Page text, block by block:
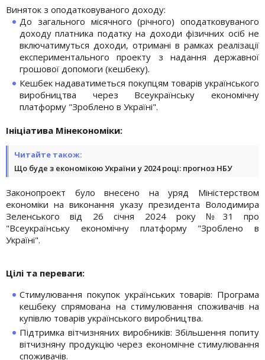
Виняток з оподатковуваного доходу:
До загального місячного (річного) оподатковуваного
доходу платника податку на доходи фізичних осіб не
включатимуться доходи, отримані в рамках реалізації
експериментального проекту з надання державної
грошової допомоги (кешбеку).
Кешбек надаватиметься покупцям товарів українського
виробництва через Всеукраїнську економічну
платформу "Зроблено в Україні".
Ініціатива Мінекономіки:
Читайте також:
Що буде з економікою України у 2024 році: прогноз НБУ
Законопроект було внесено на уряд Міністерством
економіки на виконання указу президента Володимира
Зеленського від 26 січня 2024 року №31 про
"Всеукраїнську економічну платформу "Зроблено в
Україні".
Цілі та переваги:
Стимулювання покупок українських товарів: Програма
кешбеку спрямована на стимулювання споживачів на
купівлю товарів українського виробництва.
Підтримка вітчизняних виробників: Збільшення попиту
вітчизняну продукцію через економічне стимулювання
споживачів.